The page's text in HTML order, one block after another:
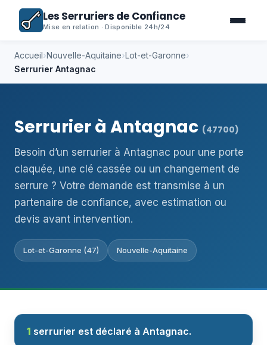
Les Serruriers de Confiance
Mise en relation · Disponible 24h/24
Accueil›Nouvelle-Aquitaine›Lot-et-Garonne›
Serrurier Antagnac
Serrurier à Antagnac (47700)
Besoin d’un serrurier à Antagnac pour une porte
claquée, une clé cassée ou un changement de
serrure ? Votre demande est transmise à un
partenaire de confiance, avec estimation ou
devis avant intervention.
Lot-et-Garonne (47) Nouvelle-Aquitaine
1 serrurier est déclaré à Antagnac.